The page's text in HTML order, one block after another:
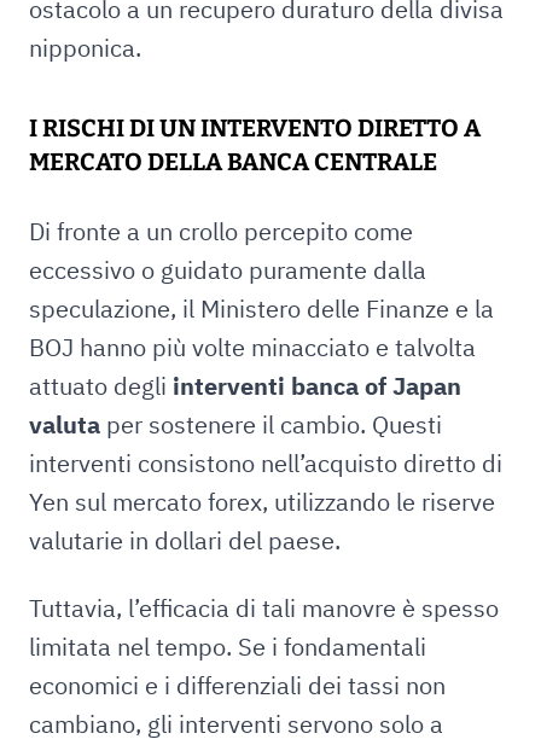
ostacolo a un recupero duraturo della divisa
nipponica.
I RISCHI DI UN INTERVENTO DIRETTO A
MERCATO DELLA BANCA CENTRALE
Di fronte a un crollo percepito come
eccessivo o guidato puramente dalla
speculazione, il Ministero delle Finanze e la
BOJ hanno più volte minacciato e talvolta
attuato degli interventi banca of Japan
valuta per sostenere il cambio. Questi
interventi consistono nell’acquisto diretto di
Yen sul mercato forex, utilizzando le riserve
valutarie in dollari del paese.
Tuttavia, l’efficacia di tali manovre è spesso
limitata nel tempo. Se i fondamentali
economici e i differenziali dei tassi non
cambiano, gli interventi servono solo a